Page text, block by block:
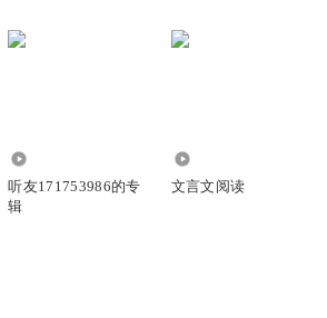
听友171753986的专
辑
文言文阅读